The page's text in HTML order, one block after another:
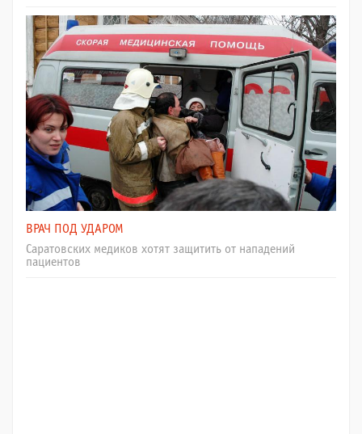
ВРАЧ ПОД УДАРОМ
Саратовских медиков хотят защитить от нападений
пациентов